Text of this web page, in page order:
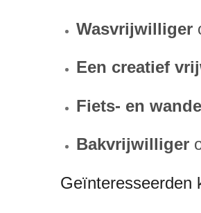
Wasvrijwilliger
Een creatief
Fiets- en
Bakvrijwilliger
Geïnteresseerden